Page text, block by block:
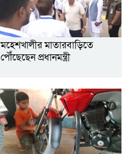
মহেশখালীর মাতারবাড়িতে
পৌঁছেছেন প্রধানমন্ত্রী